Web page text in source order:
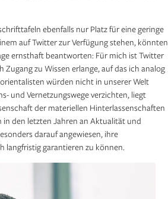
ebenfalls nur Platz für eine geringe
auf Twitter zur Verfügung stehen, könnten
ernsthaft beantworten: Für mich ist Twitter
zu Wissen erlange, auf das ich analog
würden nicht in unserer Welt
und Vernetzungswege verzichten, liegt
der materiellen Hinterlassenschaften
den letzten Jahren an Aktualität und
darauf angewiesen, ihre
langfristig garantieren zu können.